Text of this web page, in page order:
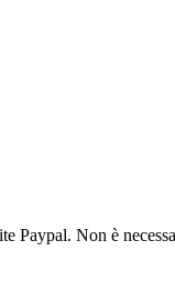
Paypal. Non è